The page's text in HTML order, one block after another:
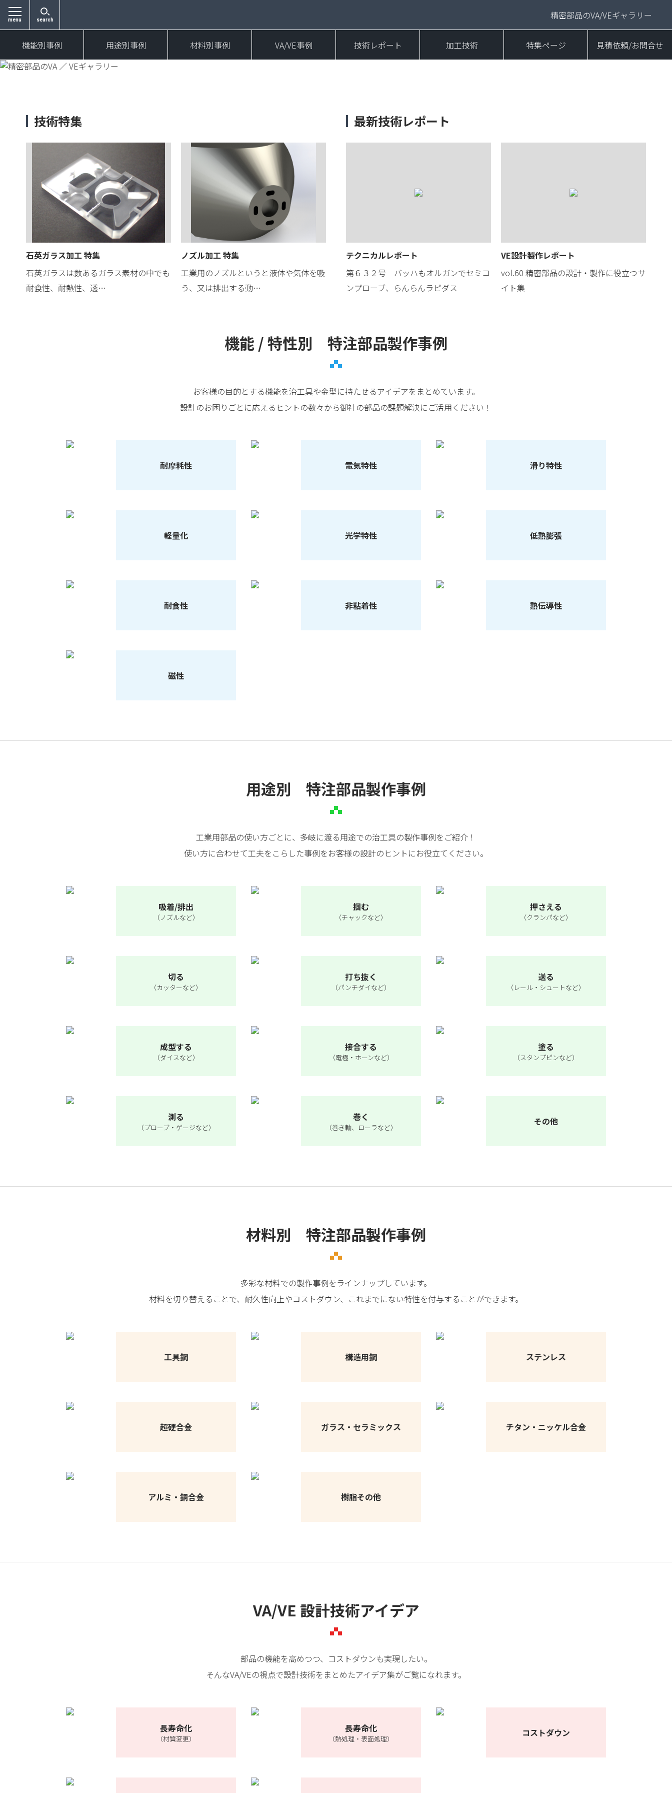
menu search 精密部品のVA/VEギャラリー
機能別事例 用途別事例 材料別事例 VA/VE事例 技術レポート 加工技術 特集ページ 見積依頼/お問合せ
技術特集
石英ガラス加工 特集
石英ガラスは数あるガラス素材の中でも
耐食性、耐熱性、透…
ノズル加工 特集
工業用のノズルというと液体や気体を吸
う、又は排出する動…
最新技術レポート
テクニカルレポート
第６３２号 バッハもオルガンでセミコ
ンプローブ、らんらんラピダス
VE設計製作レポート
vol.60 精密部品の設計・製作に役立つサ
イト集
機能 / 特性別 特注部品製作事例
お客様の目的とする機能を治工具や金型に持たせるアイデアをまとめています。
設計のお困りごとに応えるヒントの数々から御社の部品の課題解決にご活用ください！
耐摩耗性 電気特性 滑り特性
軽量化 光学特性 低熱膨張
耐食性 非粘着性 熱伝導性
磁性
用途別 特注部品製作事例
工業用部品の使い方ごとに、多岐に渡る用途での治工具の製作事例をご紹介！
使い方に合わせて工夫をこらした事例をお客様の設計のヒントにお役立てください。
吸着/排出
（ノズルなど）
掴む
（チャックなど）
押さえる
（クランパなど）
切る
（カッターなど）
打ち抜く
（パンチダイなど）
送る
（レール・シュートなど）
成型する
（ダイスなど）
接合する
（電極・ホーンなど）
塗る
（スタンプピンなど）
測る
（プローブ・ゲージなど）
巻く
（巻き軸、ローラなど） その他
材料別 特注部品製作事例
多彩な材料での製作事例をラインナップしています。
材料を切り替えることで、耐久性向上やコストダウン、これまでにない特性を付与することができます。
工具鋼 構造用鋼 ステンレス
超硬合金 ガラス・セラミックス チタン・ニッケル合金
アルミ・銅合金 樹脂その他
VA/VE 設計技術アイデア
部品の機能を高めつつ、コストダウンも実現したい。
そんなVA/VEの視点で設計技術をまとめたアイデア集がご覧になれます。
長寿命化
（材質変更）
長寿命化
（熱処理・表面処理） コストダウン